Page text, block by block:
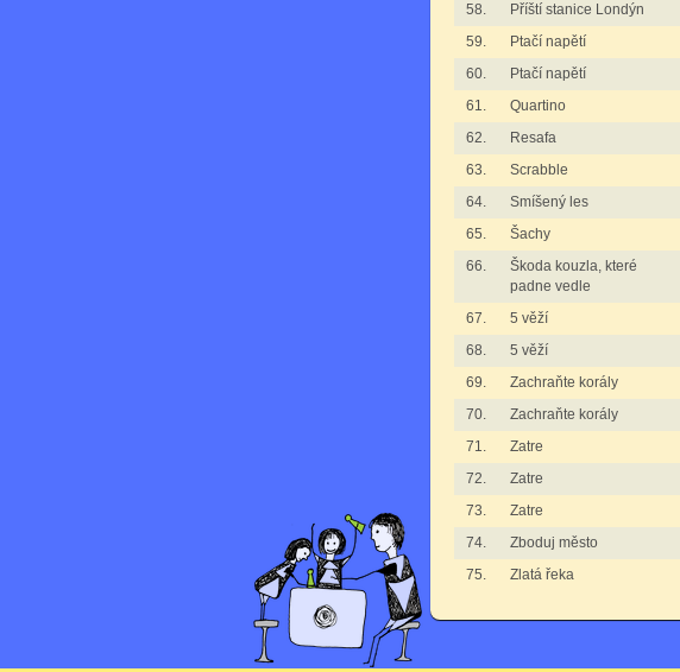
58.
Příští stanice Londýn
59.
Ptačí napětí
60.
Ptačí napětí
61.
Quartino
62.
Resafa
63.
Scrabble
64.
Smíšený les
65.
Šachy
66.
Škoda kouzla, které
padne vedle
67. 5 věží
68.
5 věží
69.
Zachraňte korály
70.
Zachraňte korály
71.
Zatre
72.
Zatre
73.
Zatre
74.
Zboduj město
75.
Zlatá řeka